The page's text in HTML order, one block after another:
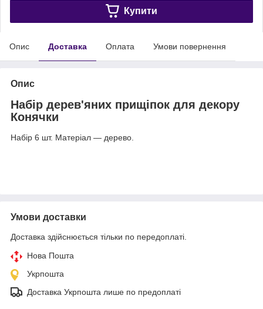
Купити
Опис Доставка Оплата Умови повернення
Опис
Набір дерев'яних прищіпок для декору
Конячки
Набір 6 шт. Матеріал — дерево.
Умови доставки
Доставка здійснюється тільки по передоплаті.
Нова Пошта
Укрпошта
Доставка Укрпошта лише по предоплаті